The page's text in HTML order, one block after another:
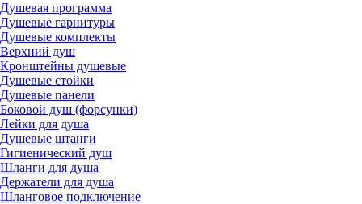
Душевая программа
Душевые гарнитуры
Душевые комплекты
Верхний душ
Кронштейны душевые
Душевые стойки
Душевые панели
Боковой душ (форсунки)
Лейки для душа
Душевые штанги
Гигиенический душ
Шланги для душа
Держатели для душа
Шланговое подключение